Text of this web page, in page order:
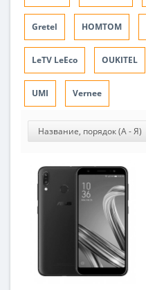
Gretel HOMTOM
LeTV LeEco OUKITEL
UMI Vernee